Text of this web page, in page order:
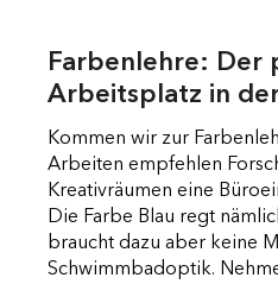
Farbenlehre: Der
Arbeitsplatz in
Kommen wir zur
Arbeiten empfehlen
Kreativräumen eine
Die Farbe Blau regt
braucht dazu aber keine
Schwimmbadoptik.